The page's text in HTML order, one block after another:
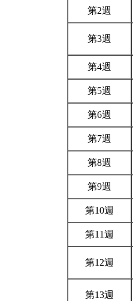
第2週
第3週
第4週
第5週
第6週
第7週
第8週
第9週
第10週
第11週
第12週
第13週